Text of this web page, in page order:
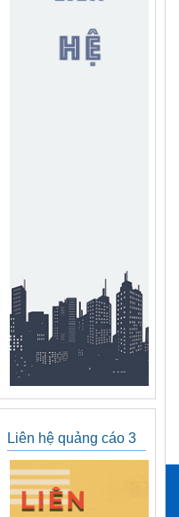
Liên hệ quảng cáo 3